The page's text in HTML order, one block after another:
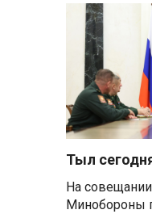
Тыл
На
Минобороны